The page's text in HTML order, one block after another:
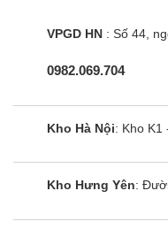
2 cánh
VPGD HN : Số 44,
0982.069.704
Kho Hà Nội: Kho K1
Kho Hưng Yên: